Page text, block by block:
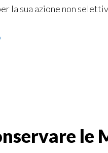
la sua azione non
le